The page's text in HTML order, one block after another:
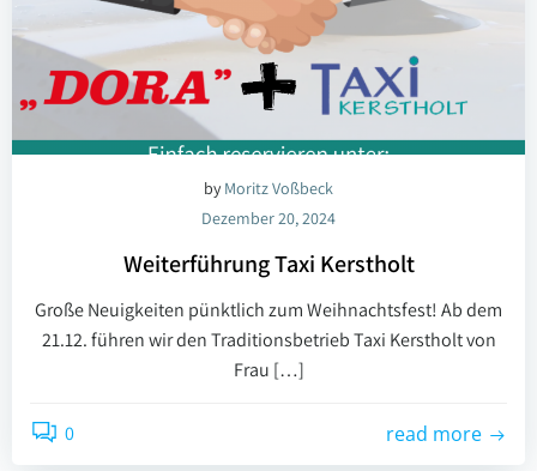
by Moritz Voßbeck
Dezember 20, 2024
Weiterführung Taxi Kerstholt
Große Neuigkeiten pünktlich zum Weihnachtsfest! Ab dem
21.12. führen wir den Traditionsbetrieb Taxi Kerstholt von
Frau […]
0 read more